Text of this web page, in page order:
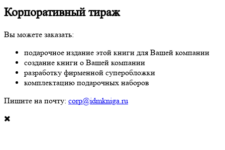
Корпоративный тираж
Вы можете заказать:
подарочное издание этой книги для Вашей компании
создание книги о Вашей компании
разработку фирменной суперобложки
комплектацию подарочных наборов
Пишите на почту: corp@idmkniga.ru